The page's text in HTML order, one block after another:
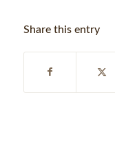
Share this entry